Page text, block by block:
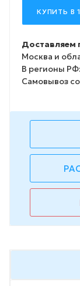
КУПИТЬ В
Доставляем
Москва и
В регионы РФ:
Самовывоз